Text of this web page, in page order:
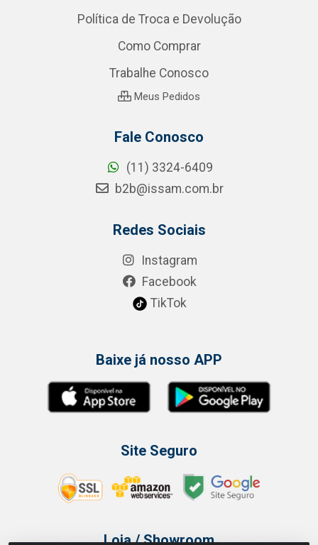
Política de Troca e Devolução
Como Comprar
Trabalhe Conosco
Meus Pedidos
Fale Conosco
(11) 3324-6409
b2b@issam.com.br
Redes Sociais
Instagram
Facebook
TikTok
Baixe já nosso APP
Site Seguro
Loja / Showroom